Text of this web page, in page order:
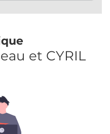
et CYRIL